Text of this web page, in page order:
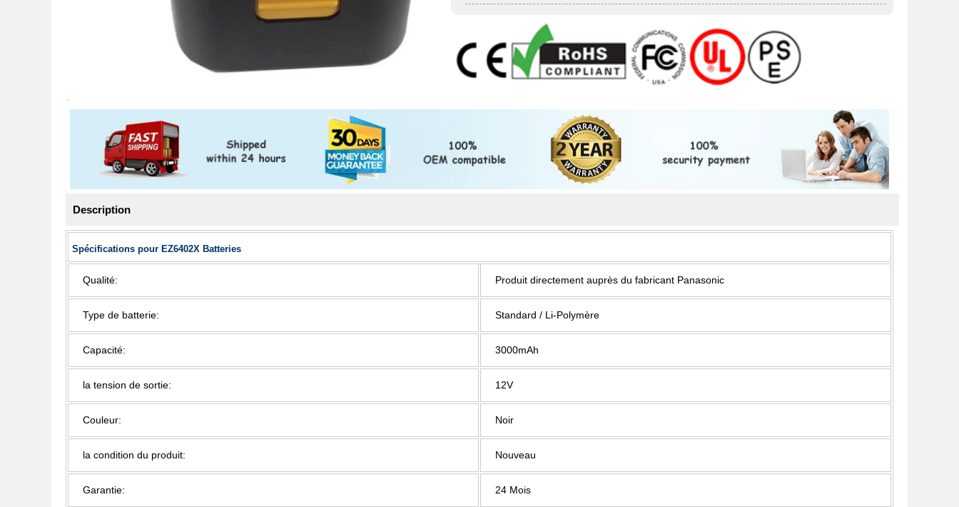
Description
Spécifications pour EZ6402X Batteries
Qualité: Produit directement auprès du fabricant Panasonic
Type de batterie: Standard / Li-Polymère
Capacité: 3000mAh
la tension de sortie: 12V
Couleur: Noir
la condition du produit: Nouveau
Garantie: 24 Mois